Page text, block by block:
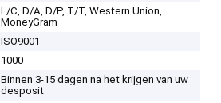
L/C, D/A, D/P, T/T, Western Union,
MoneyGram
ISO9001
1000
Binnen 3-15 dagen na het krijgen van uw
desposit